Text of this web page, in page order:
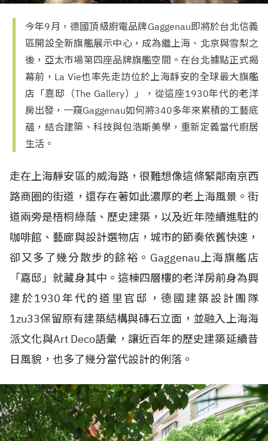
今年9月，德國頂級廚電品牌Gaggenau即將於台北信義
區開設全新旗艦展示中心，成為繼上海、北京與雪梨之
後，亞太市場第四座品牌旗艦空間。在台北據點正式揭
幕前，La Vie也率先走訪位於上海靜安的全球最大旗艦
店「嘉邸（The Gallery）」，從這座1930年代的老洋
房出發，一窺Gaggenau如何將340多年來累積的工藝底
蘊，結合建築、科技與包浩斯美學，重新定義當代廚居
生活。
走在上海靜安區的威海路，很難想像這條緊鄰南京西
路商圈的街道，還存在著如此濃厚的老上海風景。街
道兩旁是梧桐綠蔭、歷史建築，以及近年陸續進駐的
咖啡館、藝廊與設計選物店，城市的節奏依舊快速，
卻又多了幾分散步的餘裕。Gaggenau上海旗艦店
「嘉邸」就藏身其中。這棟四層樓的老洋房前身為興
建於1930年代的道里官邸，德國建築設計團隊
1zu33保留原有建築結構與磚石立面，並融入上海海
派文化與Art Deco語彙，讓近百年的歷史建築延續昔
日風貌，也多了幾分當代設計的俐落。